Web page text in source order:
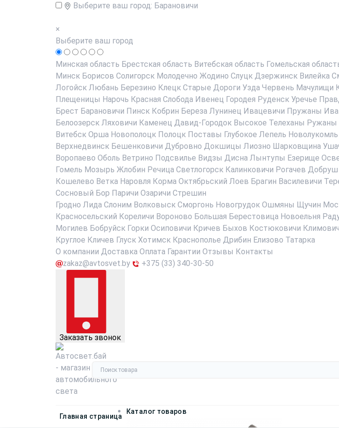
Выберите ваш город: Барановичи
×
Выберите ваш город
Минская область Брестская область Витебская область Гомельская
Минск Борисов Солигорск Молодечно Жодино Слуцк Дзержинск Вилейка
Логойск Любань Березино Клецк Старые Дороги Узда Червень Мачулищи
Плещеницы Нарочь Красная Слобода Ивенец Городея Руденск Уречье
Брест Барановичи Пинск Кобрин Береза Лунинец Ивацевичи Пружаны
Белоозерск Ляховичи Каменец Давид-Городок Высокое Телеханы Ружаны
Витебск Орша Новополоцк Полоцк Поставы Глубокое Лепель Новолукомль
Верхнедвинск Бешенковичи Дубровно Докшицы Лиозно Шарковщина
Воропаево Оболь Ветрино Подсвилье Видзы Дисна Лынтупы Езерище
Гомель Мозырь Жлобин Речица Светлогорск Калинковичи Рогачев Добруш
Кошелево Ветка Наровля Корма Октябрьский Лоев Брагин Василевичи
Сосновый Бор Паричи Озаричи Стрешин
Гродно Лида Слоним Волковыск Сморгонь Новогрудок Ошмяны Щучин
Красносельский Кореличи Вороново Большая Берестовица Новоельня
Могилев Бобруйск Горки Осиповичи Кричев Быхов Костюковичи
Круглое Кличев Глуск Хотимск Краснополье Дрибин Елизово Татарка
О компании Доставка Оплата Гарантии Отзывы Контакты
zakaz@avtosvet.by
+375 (33) 340-30-50
Заказать звонок
Главная страница
Каталог товаров